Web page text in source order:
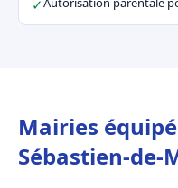
✓
Mairies
Sébastien-